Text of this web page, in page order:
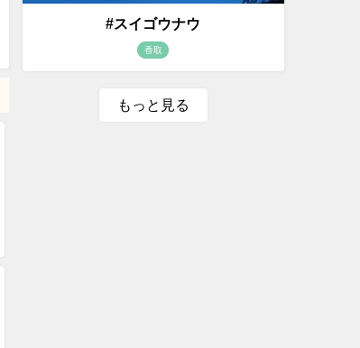
#スイゴウナウ
香取
もっと見る